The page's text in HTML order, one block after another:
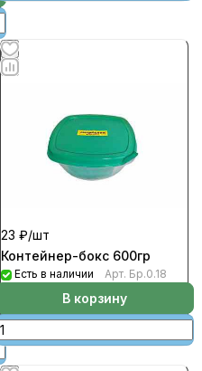
23 ₽/шт
Контейнер-бокс 600гр
Есть в наличии Арт. Бр.0.18
В корзину